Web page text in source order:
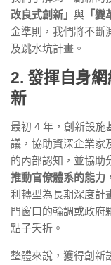
改良式創新」 與 「變
金準則，我們將不斷
及跳水坑計畫。
2. 發揮自身
新
最初 4 年，創新設施
議，協助資深企業家
的內部認知，並協助
推動官僚體系的能力
利轉型為長期深度計
門窗口的輪調或政府
點子夭折。
整體來說，獲得創新